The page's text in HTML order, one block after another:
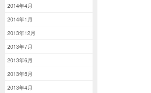
2014年4月
2014年1月
2013年12月
2013年7月
2013年6月
2013年5月
2013年4月